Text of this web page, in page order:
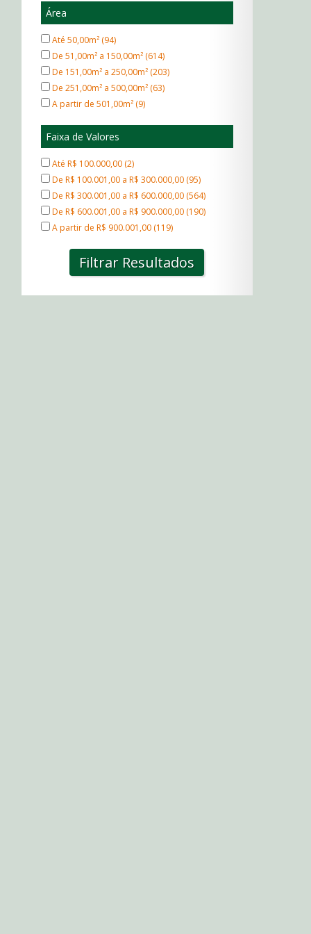
FERRAZÓPOLIS (1)
FUNDAÇÃO (1)
Fundação (5)
HORIZONTE AZUL - VILLAGE AMBIENTAL II (1)
JARDIM (4)
JARDIM ALVORADA (2)
JARDIM ANDREA DEMARCHI (1)
JARDIM CAMBUÍ (2)
JARDIM CRISTIANE (1)
JARDIM DAS ACÁCIAS (1)
JARDIM DO ESTÁDIO (5)
JARDIM GUARARÁ (3)
JARDIM IPANEMA (2)
JARDIM IPANEMA SOBRADO NOVO (1)
JARDIM LAS VEGAS (8)
JARDIM MAREK (1)
14 vagas (1)
15 vagas (1)
30 vagas (1)
Área
Até 50,00m² (94)
De 51,00m² a 150,00m² (614)
De 151,00m² a 250,00m² (203)
De 251,00m² a 500,00m² (63)
A partir de 501,00m² (9)
Faixa de Valores
Até R$ 100.000,00 (2)
De R$ 100.001,00 a R$ 300.000,00 (95)
De R$ 300.001,00 a R$ 600.000,00 (564)
De R$ 600.001,00 a R$ 900.000,00 (190)
A partir de R$ 900.001,00 (119)
Filtrar Resultados